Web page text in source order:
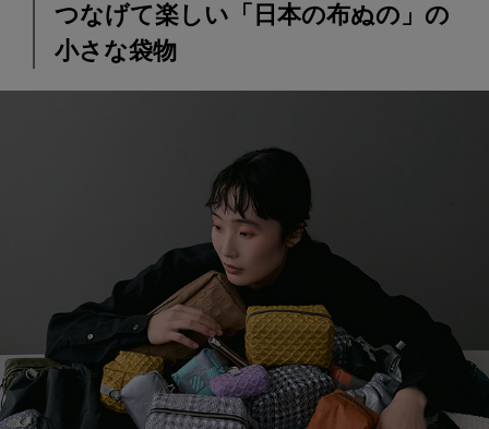
つなげて楽しい「日本の布ぬの」の
小さな袋物